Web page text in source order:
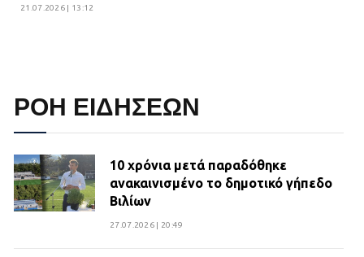
21.07.2026 | 13:12
ΡΟΗ ΕΙΔΗΣΕΩΝ
10 χρόνια μετά παραδόθηκε
ανακαινισμένο το δημοτικό γήπεδο
Βιλίων
27.07.2026 | 20:49